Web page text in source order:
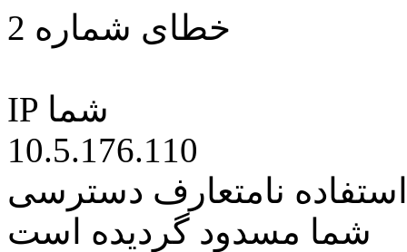
خطای شماره 2
IP شما
10.5.176.110
نامتعارف دسترسی
شما مسدود گردیده است